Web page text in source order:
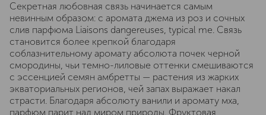
Секретная любовная связь начинается самым
невинным образом: с аромата джема из роз и сочных
слив парфюма Liaisons dangereuses, typical me. Связь
становится более крепкой благодаря
соблазнительному аромату абсолюта почек черной
смородины, чьи темно-лиловые оттенки смешиваются
с эссенцией семян амбретты — растения из жарких
экваториальных регионов, чей запах выражает накал
страсти. Благодаря абсолюту ванили и аромату мха,
парфюм парит над миром природы. Фруктовая